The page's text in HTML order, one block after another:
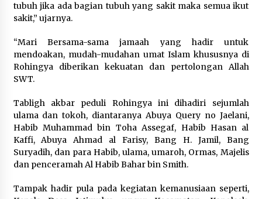
7 Agustus 2026
Tagihan Air Tanpa Pemakaian,
Terungkap Ada Transisi Panjang
Pengelolaan , Perumdam TKR
Sarana PAUD Diperkuat, Tangsel
Dorong Angka Partisipasi Sekolah
Terus Meningkat
7 Agustus 2026
tubuh jika ada bagian tubuh yang sakit maka semua ikut
sakit,” ujarnya.
“Mari Bersama-sama jamaah yang hadir untuk
mendoakan, mudah-mudahan umat Islam khususnya di
Rohingya diberikan kekuatan dan pertolongan Allah
SWT.
Tabligh akbar peduli Rohingya ini dihadiri sejumlah
ulama dan tokoh, diantaranya Abuya Query no Jaelani,
Habib Muhammad bin Toha Assegaf, Habib Hasan al
Kaffi, Abuya Ahmad al Farisy, Bang H. Jamil, Bang
Suryadih, dan para Habib, ulama, umaroh, Ormas, Majelis
dan penceramah Al Habib Bahar bin Smith.
Tampak hadir pula pada kegiatan kemanusiaan seperti,